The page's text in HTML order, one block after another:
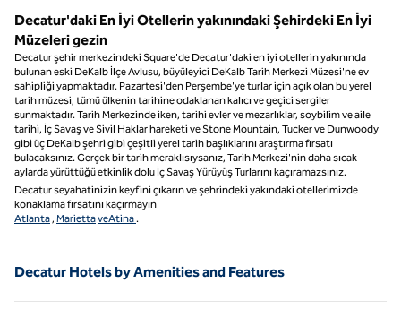
Decatur'daki En İyi Otellerin yakınındaki Şehirdeki En İyi
Müzeleri gezin
Decatur şehir merkezindeki Square'de Decatur'daki en iyi otellerin yakınında
bulunan eski DeKalb İlçe Avlusu, büyüleyici DeKalb Tarih Merkezi Müzesi'ne ev
sahipliği yapmaktadır. Pazartesi'den Perşembe'ye turlar için açık olan bu yerel
tarih müzesi, tümü ülkenin tarihine odaklanan kalıcı ve geçici sergiler
sunmaktadır. Tarih Merkezinde iken, tarihi evler ve mezarlıklar, soybilim ve aile
tarihi, İç Savaş ve Sivil Haklar hareketi ve Stone Mountain, Tucker ve Dunwoody
gibi üç DeKalb şehri gibi çeşitli yerel tarih başlıklarını araştırma fırsatı
bulacaksınız. Gerçek bir tarih meraklısıysanız, Tarih Merkezi'nin daha sıcak
aylarda yürüttüğü etkinlik dolu İç Savaş Yürüyüş Turlarını kaçıramazsınız.
Decatur seyahatinizin keyfini çıkarın ve şehrindeki yakındaki otellerimizde
konaklama fırsatını kaçırmayın
Atlanta , MariettaveAtina .
Decatur Hotels by Amenities and Features